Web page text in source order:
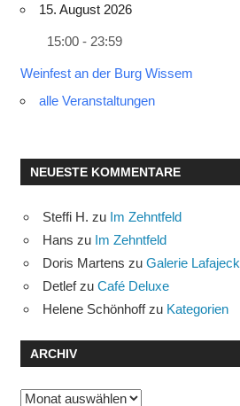
15. August 2026
15:00 - 23:59
Weinfest an der Burg Wissem
alle Veranstaltungen
NEUESTE KOMMENTARE
Steffi H. zu Im Zehntfeld
Hans zu Im Zehntfeld
Doris Martens zu Galerie Lafajeck
Detlefzu Café Deluxe
Helene Schönhoffzu Kategorien
ARCHIV
Archiv